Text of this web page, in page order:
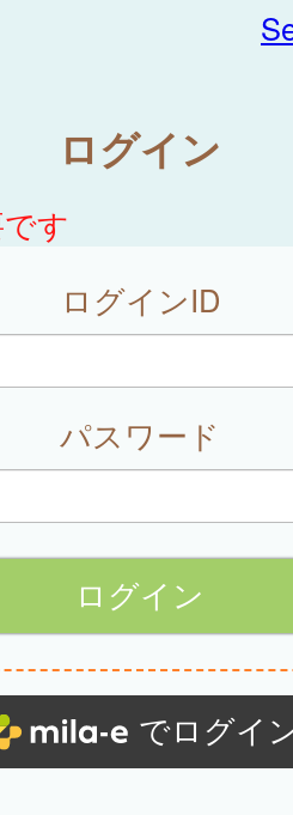
ログイン
す
ログインID
パスワード
でログイ